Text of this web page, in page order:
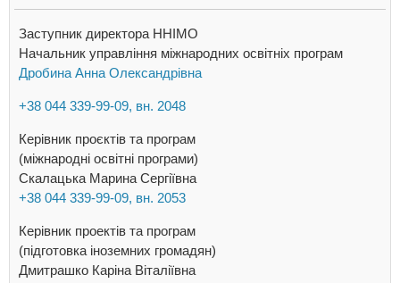
Заступник директора ННІМО
Начальник управління міжнародних освітніх програм
Дробина Анна Олександрівна
+38 044 339-99-09, вн. 2048
Керівник проєктів та програм
(міжнародні освітні програми)
Скалацька Марина Сергіївна
+38 044 339-99-09, вн. 2053
Керівник проектів та програм
(підготовка іноземних громадян)
Дмитрашко Каріна Віталіївна